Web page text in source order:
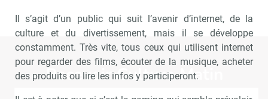
Il s’agit d’un public qui suit l’avenir d’internet, de la
culture et du divertissement, mais il se développe
constamment. Très vite, tous ceux qui utilisent internet
pour regarder des films, écouter de la musique, acheter
des produits ou lire les infos y participeront.
Recevoir Culture Matin